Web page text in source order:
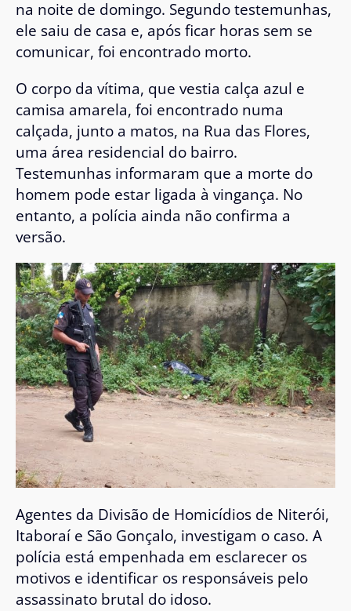
na noite de domingo. Segundo testemunhas,
ele saiu de casa e, após ficar horas sem se
comunicar, foi encontrado morto.
O corpo da vítima, que vestia calça azul e
camisa amarela, foi encontrado numa
calçada, junto a matos, na Rua das Flores,
uma área residencial do bairro.
Testemunhas informaram que a morte do
homem pode estar ligada à vingança. No
entanto, a polícia ainda não confirma a
versão.
Agentes da Divisão de Homicídios de Niterói,
Itaboraí e São Gonçalo, investigam o caso. A
polícia está empenhada em esclarecer os
motivos e identificar os responsáveis pelo
assassinato brutal do idoso.